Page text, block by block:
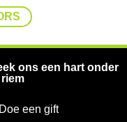
ons een hart onder
Doe een gift